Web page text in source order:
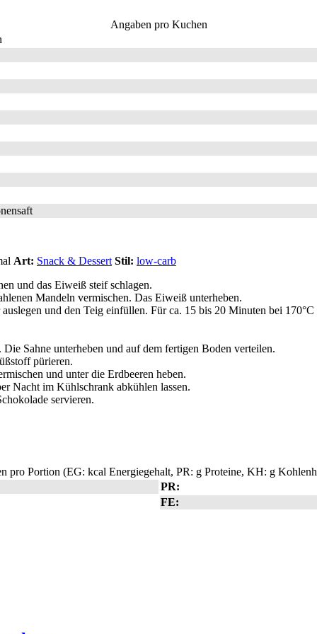
Angaben pro Kuchen
Art: Snack & Dessert Stil: low-carb
und das Eiweiß steif schlagen.
Mandeln vermischen. Das Eiweiß unterheben.
und den Teig einfüllen. Für ca. 15 bis 20 Minuten bei
Sahne unterheben und auf dem fertigen Boden verteilen.
pürieren.
und unter die Erdbeeren heben.
Nacht im Kühlschrank abkühlen lassen.
servieren.
pro Portion (EG: kcal Energiegehalt, PR: g Proteine, KH: g
PR:
FE: